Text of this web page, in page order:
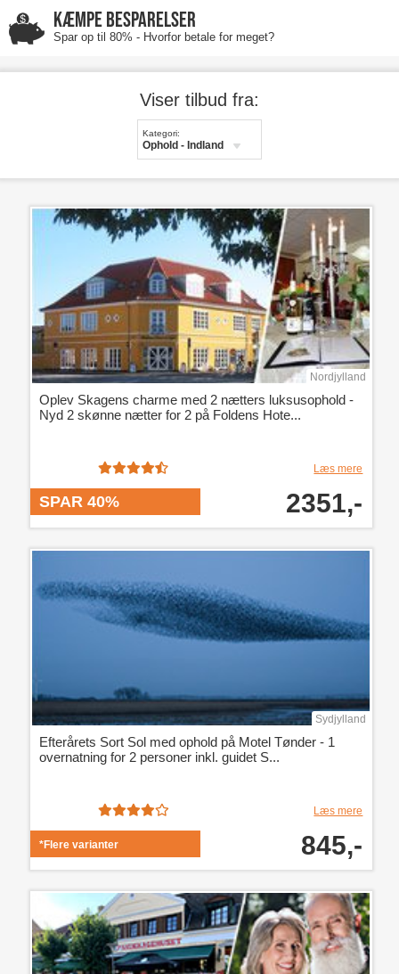
KÆMPE BESPARELSER
Spar op til 80% - Hvorfor betale for meget?
Viser tilbud fra:
Kategori:
Ophold - Indland
Nordjylland
Oplev Skagens charme med 2 nætters luksusophold -
Nyd 2 skønne nætter for 2 på Foldens Hote...
Læs mere
SPAR 40% 2351,-
Sydjylland
Efterårets Sort Sol med ophold på Motel Tønder - 1
overnatning for 2 personer inkl. guidet S...
Læs mere
*Flere varianter 845,-